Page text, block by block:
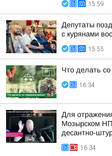
15:59
Депутаты
с курянами
15:55
Что делать
16:34
Для
Мозырском
десантно-
16:34